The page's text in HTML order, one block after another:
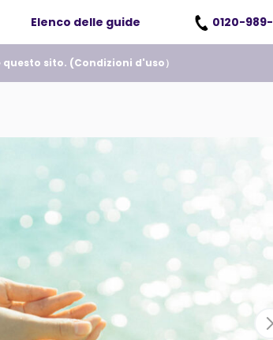
Elenco delle guide 0120-
sito. (Condizioni d'uso）